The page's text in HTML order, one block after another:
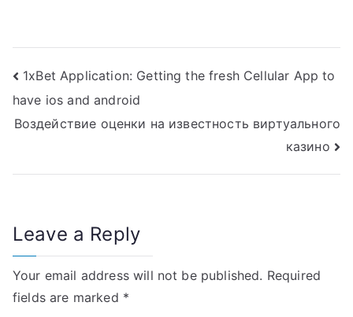
Post
navigation
1xBet Application: Getting the fresh Cellular App to
have ios and android
Воздействие оценки на известность виртуального
казино
Leave a Reply
Your email address will not be published. Required
fields are marked *